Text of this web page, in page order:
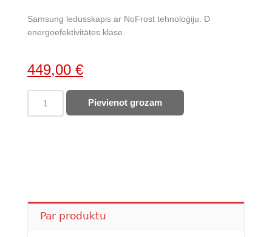
Samsung ledusskapis ar NoFrost tehnoloģiju. D
energoefektivitātes klase.
Original
price
was:
449,00 €Current
price
is:
SAMSUNG
ledusskapis
Pievienot grozam
Par produktu